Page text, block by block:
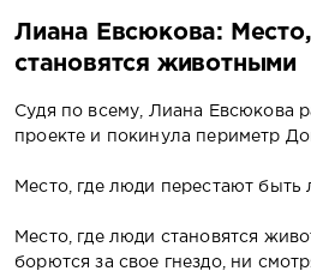
Лиана Евсюкова:
становятся животными
Судя по всему, Лиана Евсюкова
проекте и покинула периметр
Место, где люди перестают быть
Место, где люди становятся
борются за свое гнездо, ни